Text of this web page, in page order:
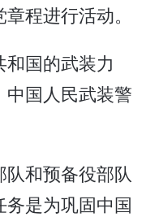
程进行活动。
国的武装力
国人民武装警
和预备役部队
是为巩固中国